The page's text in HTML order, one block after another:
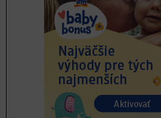
vysvetľuje Christina Kulle.